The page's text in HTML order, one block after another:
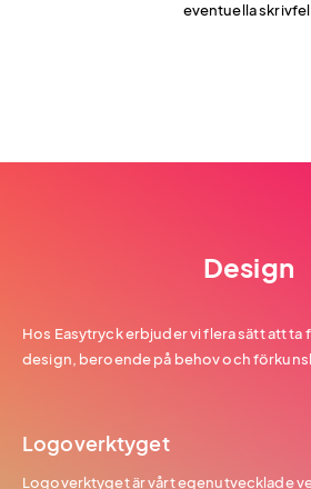
eventuella
Design
Hos Easytryck erbjuder vi flera sätt att ta
design, beroende på behov och
Logoverktyget
Logoverktyget är vårt egenutvecklade